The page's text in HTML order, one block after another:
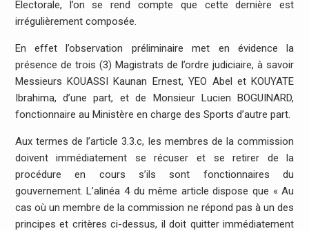
Electorale, l’on se rend compte que cette dernière est
irrégulièrement composée.
En effet l’observation préliminaire met en évidence la
présence de trois (3) Magistrats de l’ordre judiciaire, à savoir
Messieurs KOUASSI Kaunan Ernest, YEO Abel et KOUYATE
Ibrahima, d’une part, et de Monsieur Lucien BOGUINARD,
fonctionnaire au Ministère en charge des Sports d’autre part.
Aux termes de l’article 3.3.c, les membres de la commission
doivent immédiatement se récuser et se retirer de la
procédure en cours s’ils sont fonctionnaires du
gouvernement. L’alinéa 4 du même article dispose que « Au
cas où un membre de la commission ne répond pas à un des
principes et critères ci-dessus, il doit quitter immédiatement